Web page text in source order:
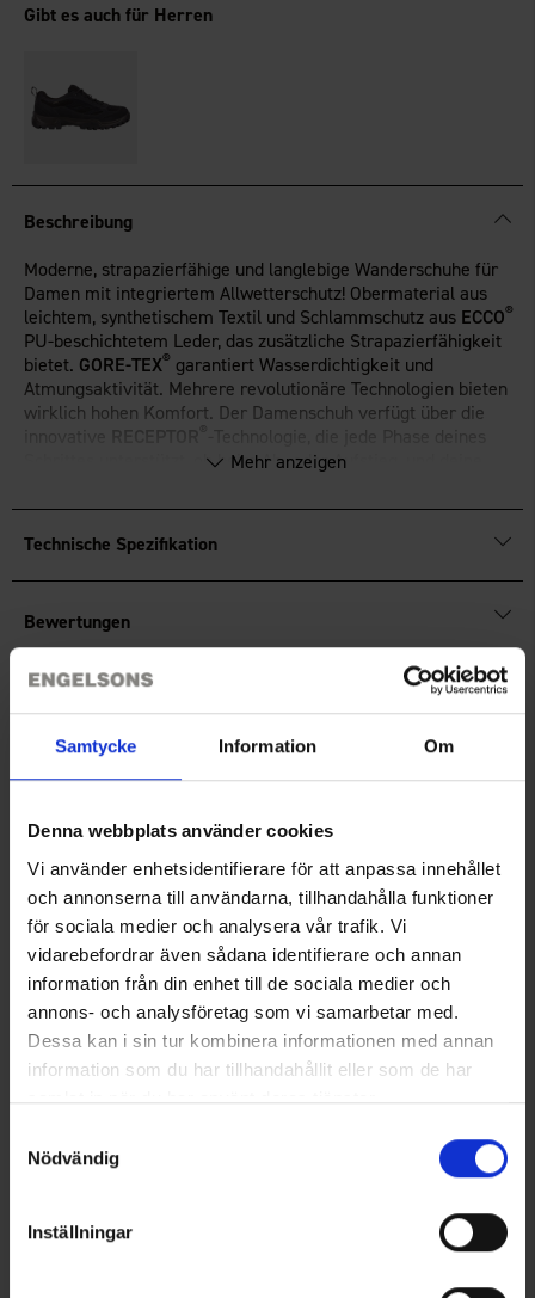
Samtycke Information Om
Denna webbplats använder cookies
Vi använder enhetsidentifierare för att anpassa innehållet
och annonserna till användarna, tillhandahålla funktioner
för sociala medier och analysera vår trafik. Vi
vidarebefordrar även sådana identifierare och annan
information från din enhet till de sociala medier och
annons- och analysföretag som vi samarbetar med.
Dessa kan i sin tur kombinera informationen med annan
information som du har tillhandahållit eller som de har
samlat in när du har använt deras tjänster.
Nödvändig
Inställningar
Gibt es auch für Herren
Beschreibung
Moderne, strapazierfähige und langlebige Wanderschuhe für
Damen mit integriertem Allwetterschutz! Obermaterial aus
leichtem, synthetischem Textil und Schlammschutz aus ECCO®
PU-beschichtetem Leder, das zusätzliche Strapazierfähigkeit
bietet. GORE-TEX® garantiert Wasserdichtigkeit und
Atmungsaktivität. Mehrere revolutionäre Technologien bieten
wirklich hohen Komfort. Der Damenschuh verfügt über die
Schrittes unterstützt, ob beim Ab- oder Aufstieg, und deine
macht. Der Schuh ist mit einer robusten Gummiaußensohle
ausgestattet, die außergewöhnlichen Grip und Haltbarkeit bei
allen Wetterbedingungen bietet. Herausnehmbare Innensohle.
Mehr anzeigen
Technische Spezifikation
Bewertungen
OrganoTex ShoeCare Cleaner
13 €
Kurzschaft-Baumwollsocken
Ab3,50 €